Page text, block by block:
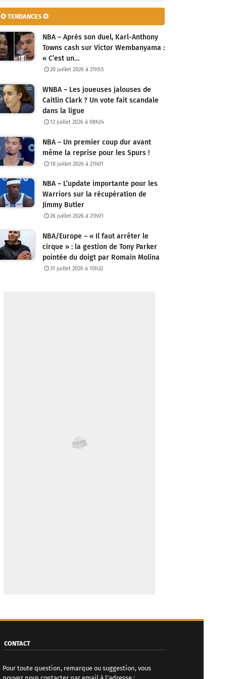
✪ TENDANCES ✪
NBA – Après son duel, Karl-Anthony
Towns cash sur Victor Wembanyama :
« C’est un…
20 juillet 2026 à 21h55
WNBA – Les joueuses jalouses de
Caitlin Clark ? Un vote fait scandale
dans la ligue
12 juillet 2026 à 08h24
NBA – Un premier coup dur avant
même la reprise pour les Spurs !
18 juillet 2026 à 21h01
NBA – L’update importante pour les
Warriors sur la récupération de
Jimmy Butler
26 juillet 2026 à 21h01
NBA/Europe – « Il faut arrêter le
cirque » : la gestion de Tony Parker
pointée du doigt par Romain Molina
31 juillet 2026 à 10h32
CONTACT
Pour toute question, remarque ou suggestion, vous